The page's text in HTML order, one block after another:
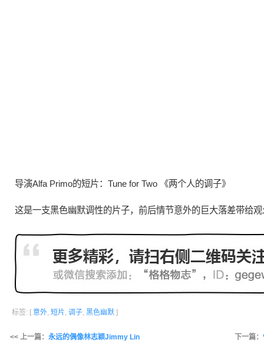
导演Alfa Primo的短片：Tune for Two 《两个人的调子》
这是一支黑色幽默调性的片子，前后情节意外的巨大落差带给
标签: [ 意外, 短片, 调子, 黑色幽默 ]
<< 上一篇： 永远的偶像林志颖Jimmy Lin 下一篇：